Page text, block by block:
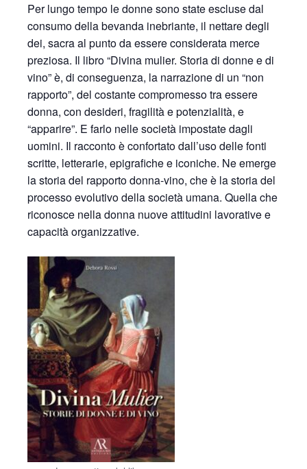
Per lungo tempo le donne sono state escluse dal
consumo della bevanda inebriante, il nettare degli
dei, sacra al punto da essere considerata merce
preziosa. Il libro “Divina mulier. Storia di donne e di
vino” è, di conseguenza, la narrazione di un “non
rapporto”, del costante compromesso tra essere
donna, con desideri, fragilità e potenzialità, e
“apparire”. E farlo nelle società impostate dagli
uomini. Il racconto è confortato dall’uso delle fonti
scritte, letterarie, epigrafiche e iconiche. Ne emerge
la storia del rapporto donna-vino, che è la storia del
processo evolutivo della società umana. Quella che
riconosce nella donna nuove attitudini lavorative e
capacità organizzative.